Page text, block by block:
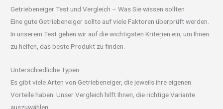
Getriebeneiger Test und Vergleich – Was Sie wissen sollten
Eine gute Getriebeneiger sollte auf viele Faktoren überprüft werden.
In unserem Test gehen wir auf die wichtigsten Kriterien ein, um Ihnen
zu helfen, das beste Produkt zu finden.
Unterschiedliche Typen
Es gibt viele Arten von Getriebeneiger, die jeweils ihre eigenen
Vorteile haben. Unser Vergleich hilft Ihnen, die richtige Variante
auszuwählen.